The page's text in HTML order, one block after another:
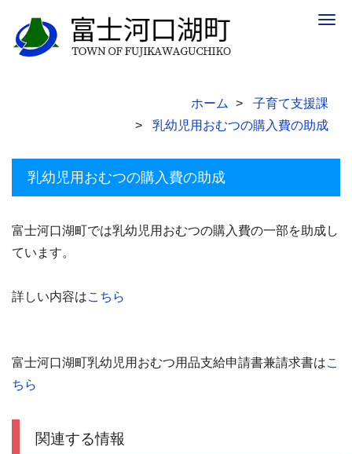
ホーム
子育て支援課
乳幼児用おむつの購入費の助成
乳幼児用おむつの購入費の助成
富士河口湖町では乳幼児用おむつの購入費の一部を助成し
ています。
詳しい内容はこちら
富士河口湖町乳幼児用おむつ用品支給申請書兼請求書はこ
ちら
関連する情報